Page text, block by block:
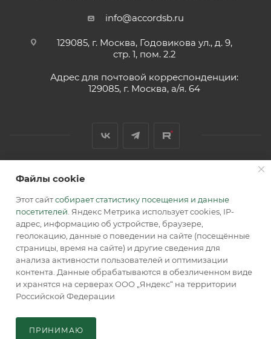
info@accordsb.ru
129085, г. Москва, Годовикова ул., д. 9,
стр. 1, пом. 2.2
Адрес для почтовой корреспонденции:
129085, г. Москва, а/я. 64
2026 © Обращаем Ваше внимание на то, что вся
информация, размещенная на сайте, носит
информационный характер и не является публичной
офертой, определяемой положениями Статьи 437 (2) ГК РФ.
Файлы cookie
Этот сайтсобирает статистику посещения и данные
посетителей . Яндекс Метрика использует cookies, IP-
адрес, информацию об устройстве, браузере,
геолокацию, данные о поведении на сайте (посещённые
страницы, время на сайте) и другие сведения для
анализа активности пользователей и оптимизации
контента. Данные обрабатываются в обезличенном виде
и хранятся на серверах ООО „Яндекс“ на территории
Российской Федерации
ПРИНИМАЮ